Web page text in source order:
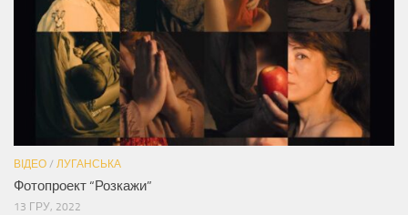
ВІДЕО / ЛУГАНСЬКА
Фотопроект “Розкажи”
13 ГРУ, 2022